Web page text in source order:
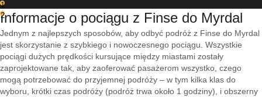
1
2
Informacje o pociągu z Finse do Myrdal
Jednym z najlepszych sposobów, aby odbyć podróż z Finse do Myrdal
jest skorzystanie z szybkiego i nowoczesnego pociągu. Wszystkie
pociągi dużych prędkości kursujące między miastami zostały
zaprojektowane tak, aby zaoferować pasażerom wszystko, czego
mogą potrzebować do przyjemnej podróży – w tym kilka klas do
wyboru, krótki czas podróży (podróż trwa około 1 godziny), i obszerny